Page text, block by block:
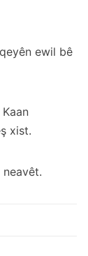
ewil bê
xist.